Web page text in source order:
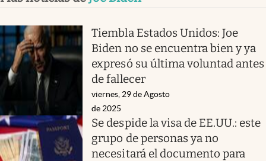
Tiembla Estados Unidos: Joe
Biden no se encuentra bien y ya
expresó su última voluntad antes
de fallecer
viernes, 29 de Agosto
de 2025
Se despide la visa de EE.UU.: este
grupo de personas ya no
necesitará el documento para